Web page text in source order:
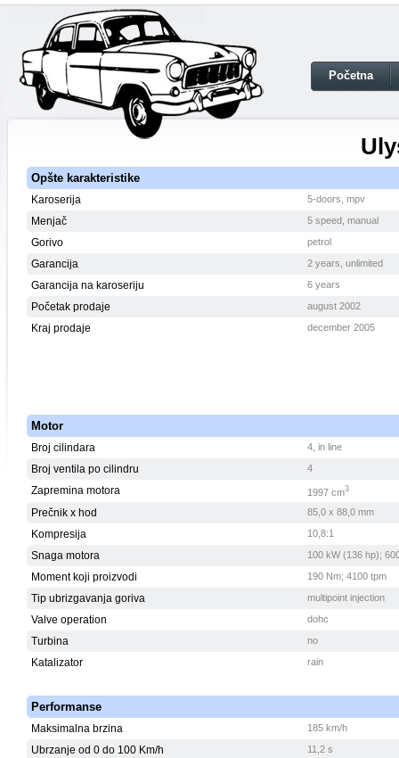
Početna
Opšte karakteristike
Karoserija 5-doors, mpv
Menjač 5 speed, manual
Gorivo petrol
Garancija 2 years, unlimited
Garancija na karoseriju 6 years
Početak prodaje august 2002
Kraj prodaje december 2005
Motor
Broj cilindara 4, in line
Broj ventila po cilindru 4
Zapremina motora 1997 cm3
Prečnik x hod 85,0 x 88,0 mm
Kompresija 10,8:1
Snaga motora 100 kW (136 hp);
Moment koji proizvodi 190 Nm; 4100 tpm
Tip ubrizgavanja goriva multipoint injection
Valve operation dohc
Turbina no
Katalizator rain
Performanse
Maksimalna brzina 185 km/h
Ubrzanje od 0 do 100 Km/h 11,2 s